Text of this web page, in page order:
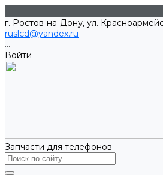
г. Ростов-на-Дону, ул.
ruslcd@yandex.ru
...
Войти
Запчасти для телефонов